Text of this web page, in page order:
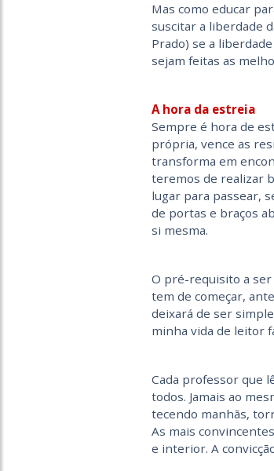
Mas como educar
suscitar a liberdade
Prado) se a
sejam feitas as
A hora da estreia
Sempre é hora de
própria, vence as
transforma em
teremos de realizar
lugar para passear,
de portas e braços
si mesma.
O pré-requisito a
tem de começar,
deixará de ser
minha vida de leitor
Cada professor que
todos. Jamais ao
tecendo manhãs,
As mais
e interior. A